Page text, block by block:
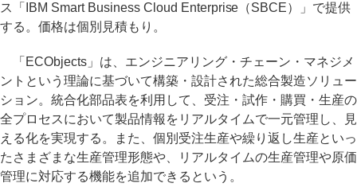
ス「IBM Smart Business Cloud Enterprise（SBCE）」で提供
する。価格は個別見積もり。
「ECObjects」は、エンジニアリング・チェーン・マネジメ
ントという理論に基づいて構築・設計された総合製造ソリュー
ション。統合化部品表を利用して、受注・試作・購買・生産の
全プロセスにおいて製品情報をリアルタイムで一元管理し、見
える化を実現する。また、個別受注生産や繰り返し生産といっ
たさまざまな生産管理形態や、リアルタイムの生産管理や原価
管理に対応する機能を追加できるという。